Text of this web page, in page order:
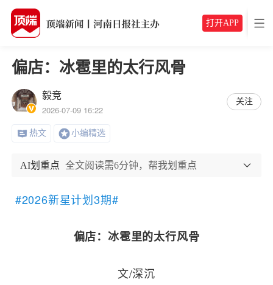
打开APP
偏店：冰雹里的太行风骨
毅竞
2026-07-09 16:22
关注
热文 小编精选
AI划重点 全文阅读需6分钟，帮我划重点
#2026新星计划3期#
偏店：冰雹里的太行风骨
文/深沉